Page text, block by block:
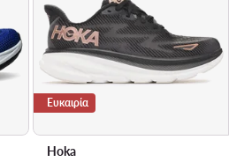
Ευκαιρία
Hoka